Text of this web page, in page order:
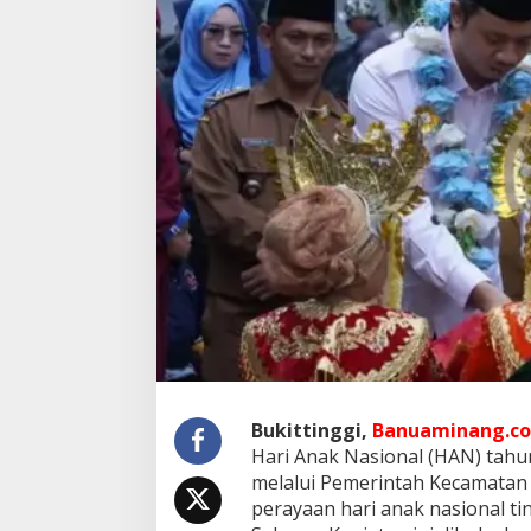
B
u
k
a
P
r
a
y
a
a
n
H
a
r
i
A
n
N
a
s
o
Bukittinggi,
Hari Anak Nasional (HAN)
melalui Pemerintah
perayaan hari anak nasional